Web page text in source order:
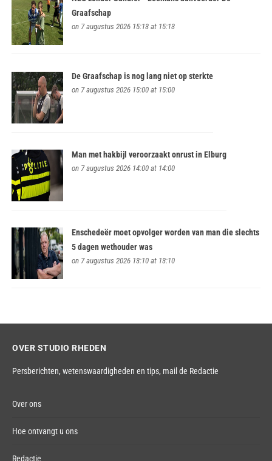
Graafschap
on 7 augustus 2026 15:13 at 15:13
De Graafschap is nog lang niet op sterkte
on 7 augustus 2026 15:00 at 15:00
Man met hakbijl veroorzaakt onrust in Elburg
on 7 augustus 2026 14:00 at 14:00
Enschedeër moet opvolger worden van man die slechts
5 dagen wethouder was
on 7 augustus 2026 13:10 at 13:10
OVER STUDIO RHEDEN
Persberichten, wetenswaardigheden en tips, mail de Redactie
Over ons
Hoe ontvangt u ons
Redactie